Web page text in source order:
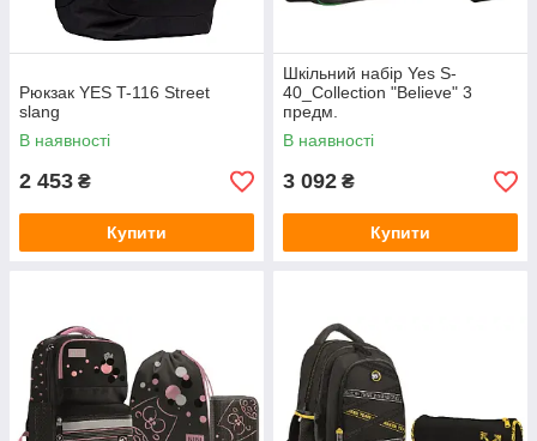
Рюкзак YES T-116 Street
slang
В наявності
2 453 ₴
Купити
Шкільний набір Yes S-
40_Collection "Believe" 3
предм.
В наявності
3 092 ₴
Купити